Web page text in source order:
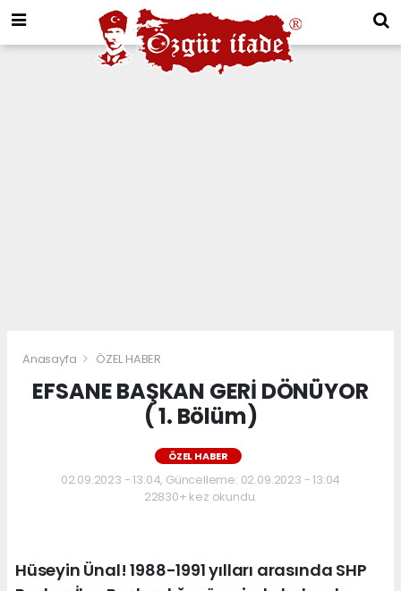
Anasayfa ÖZEL HABER
EFSANE BAŞKAN GERİ DÖNÜYOR
( 1. Bölüm)
ÖZEL HABER
02.09.2023 - 13:04, Güncelleme: 02.09.2023 - 13:04
22830+ kez okundu.
Hüseyin Ünal! 1988-1991 yılları arasında SHP